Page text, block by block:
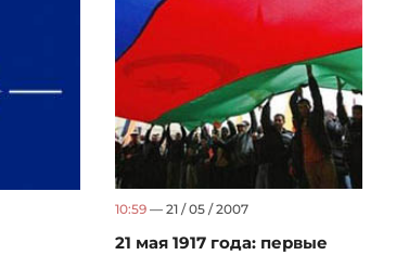
10:59 — 21 / 05 / 2007
21 мая 1917 года: первые